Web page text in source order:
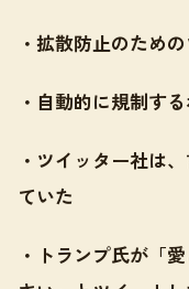
・拡散防止のため
・自動的に規制す
・ツイッター社は
ていた
・トランプ氏が「